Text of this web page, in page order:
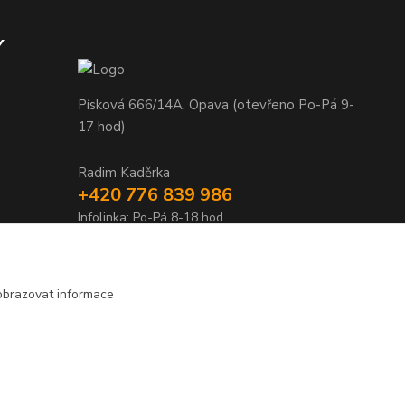
Písková 666/14A, Opava (otevřeno Po-Pá 9-
17 hod)
Radim Kaděrka
+420 776 839 986
Infolinka: Po-Pá 8-18 hod.
informace